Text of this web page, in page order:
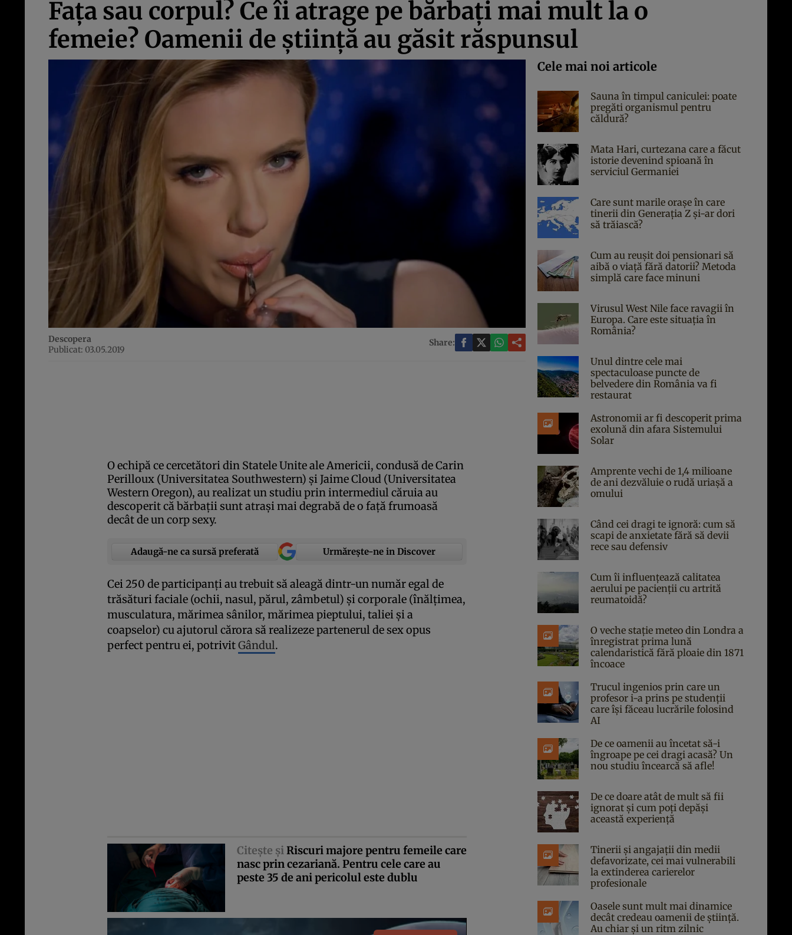
Faţa sau corpul? Ce îi atrage pe bărbaţi mai mult la o
femeie? Oamenii de ştiinţă au găsit răspunsul
Descopera
Publicat: 03.05.2019
Share:
O echipă ce cercetători din Statele Unite ale Americii, condusă de Carin
Perilloux (Universitatea Southwestern) şi Jaime Cloud (Universitatea
Western Oregon), au realizat un studiu prin intermediul căruia au
descoperit că bărbaţii sunt atraşi mai degrabă de o faţă frumoasă
decât de un corp sexy.
Adaugă-ne ca sursă preferată Urmărește-ne in Discover
Cei 250 de participanţi au trebuit să aleagă dintr-un număr egal de
trăsături faciale (ochii, nasul, părul, zâmbetul) şi corporale (înălţimea,
musculatura, mărimea sânilor, mărimea pieptului, taliei şi a
coapselor) cu ajutorul cărora să realizeze partenerul de sex opus
perfect pentru ei, potrivitGândul.
Citeşte şiRiscuri majore pentru femeile care
nasc prin cezariană. Pentru cele care au
peste 35 de ani pericolul este dublu
Cele mai noi articole
Sauna în timpul caniculei: poate
pregăti organismul pentru
căldură?
Mata Hari, curtezana care a făcut
istorie devenind spioană în
serviciul Germaniei
Care sunt marile orașe în care
tinerii din Generația Z și-ar dori
să trăiască?
Cum au reușit doi pensionari să
aibă o viață fără datorii? Metoda
simplă care face minuni
Virusul West Nile face ravagii în
Europa. Care este situația în
România?
Unul dintre cele mai
spectaculoase puncte de
belvedere din România va fi
restaurat
Astronomii ar fi descoperit prima
exolună din afara Sistemului
Solar
Amprente vechi de 1,4 milioane
de ani dezvăluie o rudă uriașă a
omului
Când cei dragi te ignoră: cum să
scapi de anxietate fără să devii
rece sau defensiv
Cum îi influențează calitatea
aerului pe pacienții cu artrită
reumatoidă?
O veche stație meteo din Londra a
înregistrat prima lună
calendaristică fără ploaie din 1871
încoace
Trucul ingenios prin care un
profesor i-a prins pe studenții
care își făceau lucrările folosind
AI
De ce oamenii au încetat să-i
îngroape pe cei dragi acasă? Un
nou studiu încearcă să afle!
De ce doare atât de mult să fii
ignorat și cum poți depăși
această experiență
Tinerii și angajații din medii
defavorizate, cei mai vulnerabili
la extinderea carierelor
profesionale
Oasele sunt mult mai dinamice
decât credeau oamenii de știință.
Au chiar și un ritm zilnic